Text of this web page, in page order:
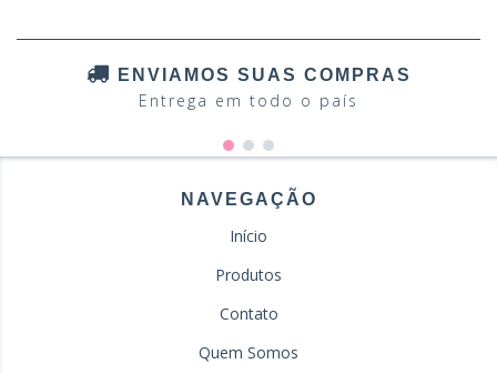
ENVIAMOS SUAS COMPRAS
Entrega em todo o país
NAVEGAÇÃO
Início
Produtos
Contato
Quem Somos